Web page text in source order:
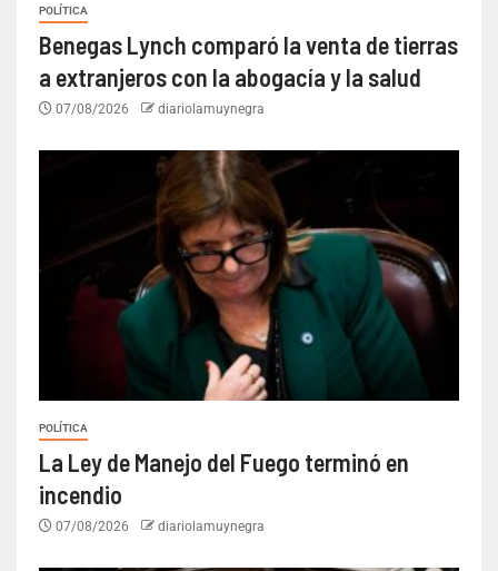
POLÍTICA
Benegas Lynch comparó la venta de tierras
a extranjeros con la abogacía y la salud
07/08/2026 diariolamuynegra
POLÍTICA
La Ley de Manejo del Fuego terminó en
incendio
07/08/2026 diariolamuynegra